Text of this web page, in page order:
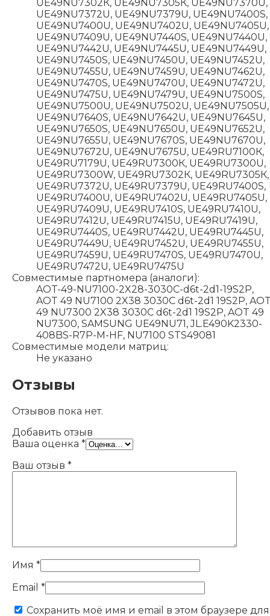
UЕ49NU7302К, UЕ49NU7305К, UЕ49NU7370U,
UЕ49NU7372U, UЕ49NU7379U, UЕ49NU7400S,
UЕ49NU7400U, UЕ49NU7402U, UЕ49NU7405U,
UЕ49NU7409U, UЕ49NU7440S, UЕ49NU7440U,
UЕ49NU7442U, UЕ49NU7445U, UЕ49NU7449U,
UЕ49NU7450S, UЕ49NU7450U, UЕ49NU7452U,
UЕ49NU7455U, UЕ49NU7459U, UЕ49NU7462U,
UЕ49NU7470S, UЕ49NU7470U, UЕ49NU7472U,
UЕ49NU7475U, UЕ49NU7479U, UЕ49NU7500S,
UЕ49NU7500U, UЕ49NU7502U, UЕ49NU7505U,
UЕ49NU7640S, UЕ49NU7642U, UЕ49NU7645U,
UЕ49NU7650S, UЕ49NU7650U, UЕ49NU7652U,
UЕ49NU7655U, UЕ49NU7670S, UЕ49NU7670U,
UЕ49NU7672U, UЕ49NU7675U, UЕ49RU7100К,
UЕ49RU7179U, UЕ49RU7300К, UЕ49RU7300U,
UЕ49RU7300W, UЕ49RU7302К, UЕ49RU7305К,
UЕ49RU7372U, UЕ49RU7379U, UЕ49RU7400S,
UЕ49RU7400U, UЕ49RU7402U, UЕ49RU7405U,
UЕ49RU7409U, UЕ49RU7410S, UЕ49RU7410U,
UЕ49RU7412U, UЕ49RU7415U, UЕ49RU7419U,
UЕ49RU7440S, UЕ49RU7442U, UЕ49RU7445U,
UЕ49RU7449U, UЕ49RU7452U, UЕ49RU7455U,
UЕ49RU7459U, UЕ49RU7470S, UЕ49RU7470U,
UЕ49RU7472U, UЕ49RU7475U
Совместимые партномера (аналоги):
AOT-49-NU7100-2X28-3030C-d6t-2d1-19S2P,
AOT 49 NU7100 2X38 3030C d6t-2d1 19S2P,
49 NU7300 2X38 3030C d6t-2d1 19S2P, AOT 49
NU7300, SAMSUNG UE49NU71, JL.E490K2330-
408BS-R7P-M-HF, NU7100 STS49081
Совместимые модели матриц:
Не указано
Отзывы
Отзывов пока нет.
Добавить отзыв
Ваша оценка *
Ваш отзыв *
Имя *
Email *
Сохранить моё имя и email в этом браузере для